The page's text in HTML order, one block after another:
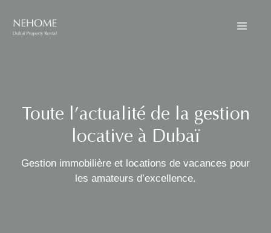
contenu
Menu
Toute l’actualité de la gestion
locative à Dubaï
Gestion immobilière et locations de vacances pour
les amateurs d’excellence.